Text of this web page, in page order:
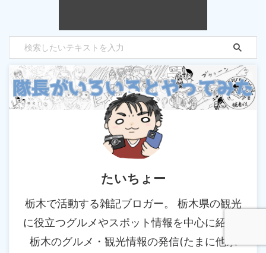
たいちょー
栃木で活動する雑記ブロガー。 栃木県の観光
に役立つグルメやスポット情報を中心に紹介 |
栃木のグルメ・観光情報の発信(たまに他県